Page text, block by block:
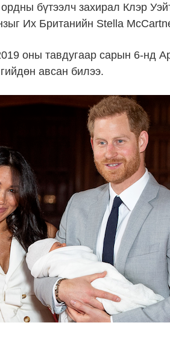
бүтээлч захирал Клэр
Их Британийн Stella
оны тавдугаар сарын 6-нд
авсан билээ.